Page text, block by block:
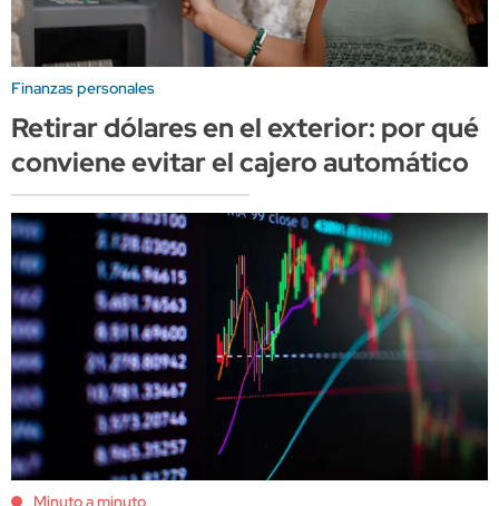
Finanzas personales
Retirar dólares en el exterior: por qué
conviene evitar el cajero automático
Minuto a minuto